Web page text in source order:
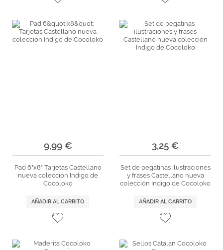
9,99 €
Pad 6"x8" Tarjetas Castellano
nueva colección Indigo de
Cocoloko
AÑADIR AL CARRITO
3,25 €
Set de pegatinas ilustraciones
y frases Castellano nueva
colección Indigo de Cocoloko
AÑADIR AL CARRITO